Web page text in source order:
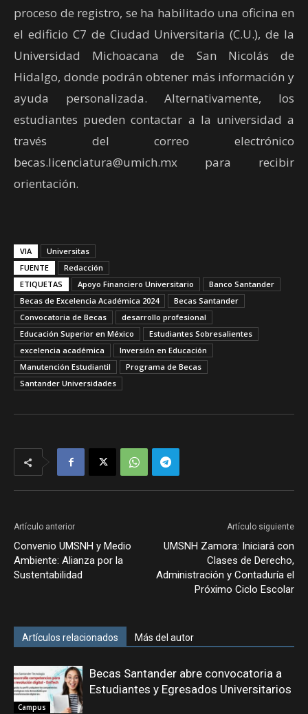
proceso de registro, se ha habilitado una oficina en
el edificio C7 de Ciudad Universitaria (C.U.), de la
Universidad Michoacana de San Nicolás de
Hidalgo, donde podrán obtener más información y
ayuda personalizada. Alternativamente, los
estudiantes pueden contactar a la universidad a
través del correo electrónico
becas.licenciatura@umich.mx para recibir
orientación.
VIA
Universitas
FUENTE
Redacción
ETIQUETAS
Apoyo Financiero Universitario
Banco Santander
Becas de Excelencia Académica 2024
Becas Santander
Convocatoria de Becas
desarrollo profesional
Educación Superior en México
Estudiantes Sobresalientes
excelencia académica
Inversión en Educación
Manutención Estudiantil
Programa de Becas
Santander Universidades
Artículo anterior
Convenio UMSNH y Medio
Ambiente: Alianza por la
Sustentabilidad
Artículo siguiente
UMSNH Zamora: Iniciará con
Clases de Derecho,
Administración y Contaduría el
Próximo Ciclo Escolar
Artículos relacionados Más del autor
Campus
Becas Santander abre convocatoria a
Estudiantes y Egresados Universitarios